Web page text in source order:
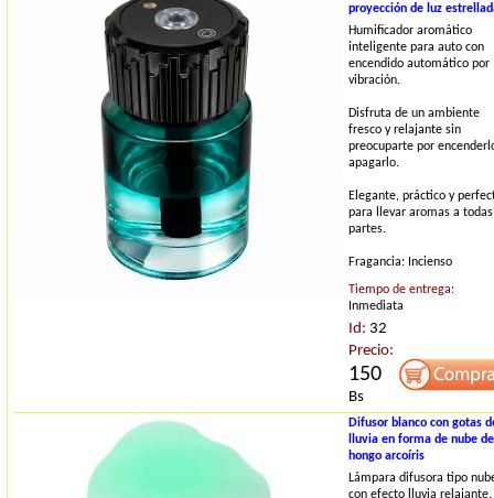
proyección de luz
Humificador aromático
inteligente para auto con
encendido automático por
vibración.
Disfruta de un ambiente
fresco y relajante sin
preocuparte por
apagarlo.
Elegante, práctico y
para llevar aromas a todas
partes.
Fragancia: Incienso
Tiempo de entrega:
Inmediata
Id: 32
Precio:
150
Bs
Difusor blanco con gotas
lluvia en forma de nube de
hongo arcoíris
Lámpara difusora tipo
con efecto lluvia relajante.